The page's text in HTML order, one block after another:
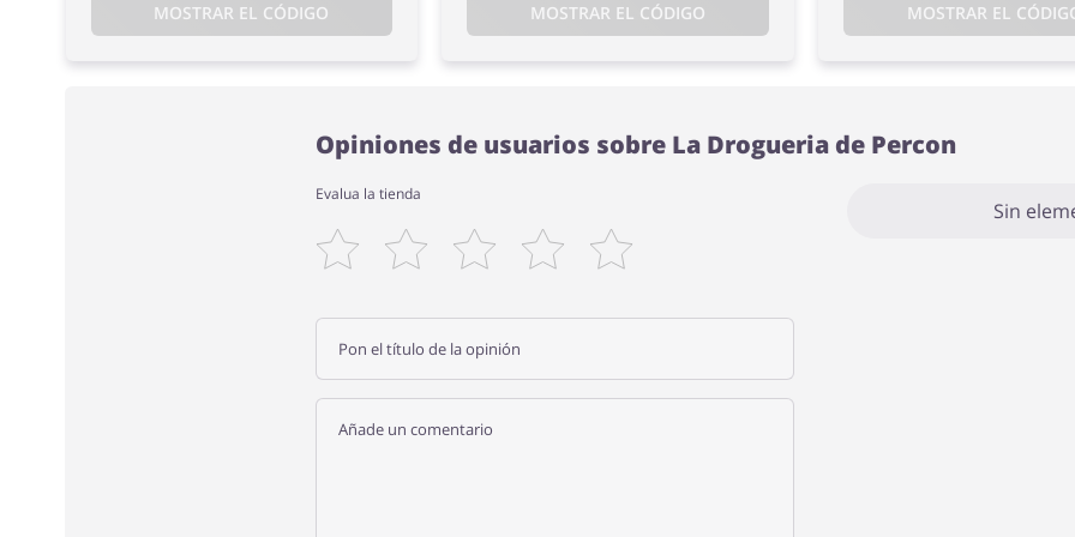
MOSTRAR EL CÓDIGO MOSTRAR EL CÓDIGO MOSTRAR EL
Opiniones de usuarios sobre La Drogueria de Percon
Evalua la tienda
Sin